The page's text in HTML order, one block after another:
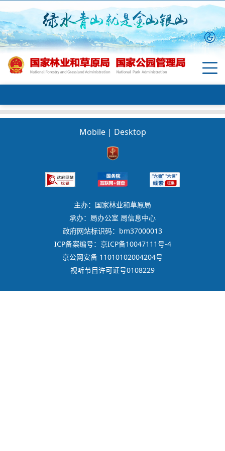
Mobile | Desktop
主办：国家林业和草原局
承办：局办公室 局信息中心
政府网站标识码：bm37000013
ICP备案编号：京ICP备10047111号-4
京公网安备 11010102004204号
视听节目许可证号0108229